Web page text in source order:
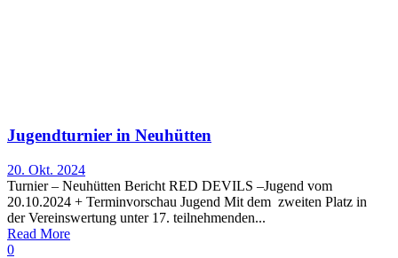
Jugendturnier in Neuhütten
20. Okt. 2024
Turnier – Neuhütten Bericht RED DEVILS –Jugend vom
20.10.2024 + Terminvorschau Jugend Mit dem zweiten Platz in
der Vereinswertung unter 17. teilnehmenden...
Read More
0